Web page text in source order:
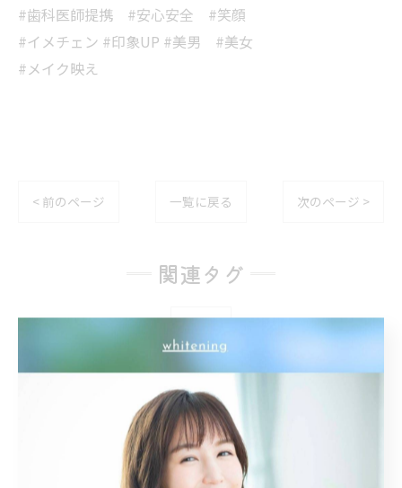
#歯科医師提携 #安心安全 #笑顔
#イメチェン #印象UP #美男 #美女
#メイク映え
< 前のページ 一覧に戻る 次のページ >
関連タグ
#名古屋
カテゴリー
全てのカテゴリー